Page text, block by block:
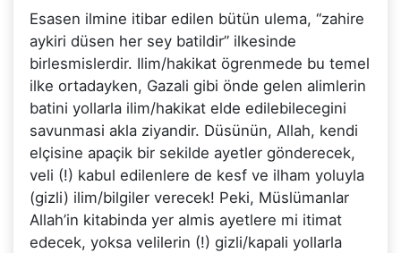
Esasen ilmine itibar edilen bütün ulema, “zahire
aykiri düsen her sey batildir” ilkesinde
birlesmislerdir. Ilim/hakikat ögrenmede bu temel
ilke ortadayken, Gazali gibi önde gelen alimlerin
batini yollarla ilim/hakikat elde edilebilecegini
savunmasi akla ziyandir. Düsünün, Allah, kendi
elçisine apaçik bir sekilde ayetler gönderecek,
veli (!) kabul edilenlere de kesf ve ilham yoluyla
(gizli) ilim/bilgiler verecek! Peki, Müslümanlar
Allah’in kitabinda yer almis ayetlere mi itimat
edecek, yoksa velilerin (!) gizli/kapali yollarla